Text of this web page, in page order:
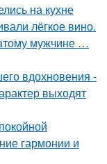
на кухне
лёгкое вино.
мужчине …
вдохновения -
выходят
гармонии и